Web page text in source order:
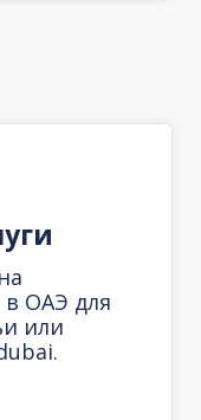
ОАЭ для
или